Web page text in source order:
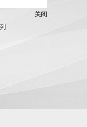
关闭